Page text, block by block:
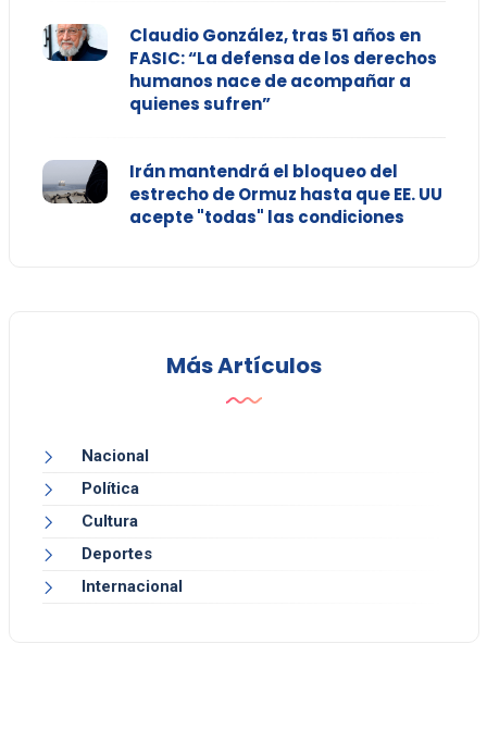
Claudio González, tras 51 años en
FASIC: “La defensa de los derechos
humanos nace de acompañar a
quienes sufren”
Irán mantendrá el bloqueo del
estrecho de Ormuz hasta que EE. UU
acepte "todas" las condiciones
Más Artículos
Nacional
Política
Cultura
Deportes
Internacional